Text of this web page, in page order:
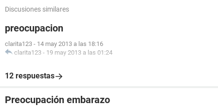
Discusiones similares
preocupacion
clarita123 - 14 may 2013 a las 18:16
clarita123 - 19 may 2013 a las 01:24
12 respuestas
Preocupación embarazo